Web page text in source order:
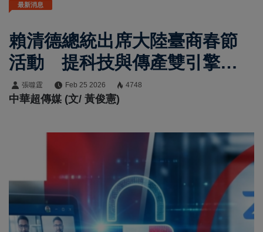
最新消息
賴清德總統出席大陸臺商春節
活動 提科技與傳產雙引擎推
動臺灣經濟成長
張噬霆 Feb 25 2026 4748
中華超傳媒 (文/ 黃俊憲)